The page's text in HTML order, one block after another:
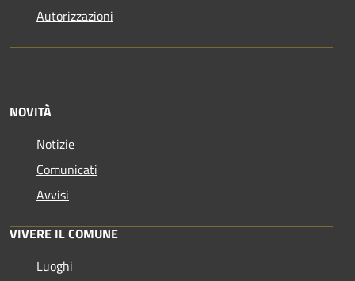
Autorizzazioni
NOVITÀ
Notizie
Comunicati
Avvisi
VIVERE IL COMUNE
Luoghi